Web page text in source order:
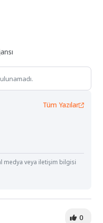
Tüm Yazılar
medya veya iletişim bilgisi
0